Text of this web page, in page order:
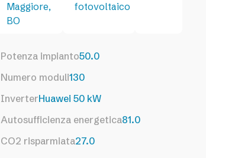
Maggiore,
BO
fotovoltaico
Potenza impianto50.0
Numero moduli130
InverterHuawei 50 kW
Autosufficienza energetica81.0
CO2 risparmiata27.0